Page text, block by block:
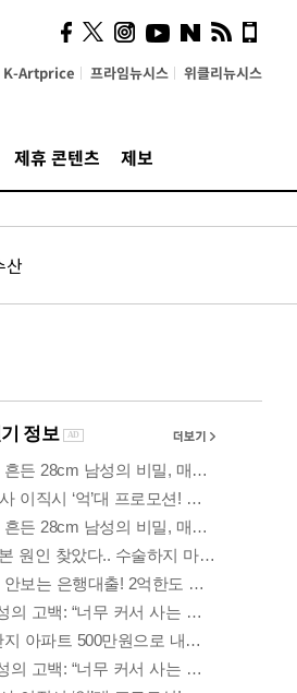
K-Artprice 프라임뉴시스 위클리뉴시스
제휴 콘텐츠 제보
산
시, 스마트폰 액세서리에
NFC 더했다